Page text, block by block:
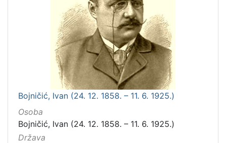
Bojničić, Ivan (24. 12. 1858. – 11. 6. 1925.)
Osoba
Bojničić, Ivan (24. 12. 1858. – 11. 6. 1925.)
Država